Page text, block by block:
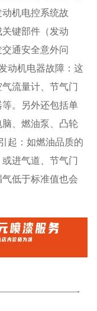
机电控系统故
键部件（发动
通安全意外问
动机电器故障：这
流量计、节气门
。另外还包括单
、燃油泵、凸轮
起：如燃油品质的
进气道、节气门
低于标准值也会